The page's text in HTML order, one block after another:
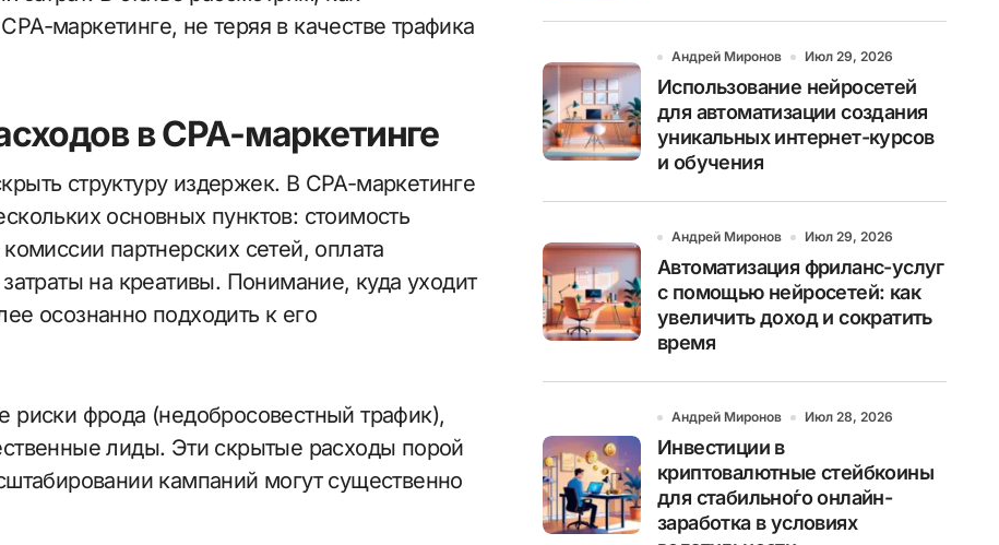
маркетинге, не теряя в качестве трафика
в CPA-маркетинге
структуру издержек. В CPA-маркетинге
основных пунктов: стоимость
партнерских сетей, оплата
на креативы. Понимание, куда уходит
осознанно подходить к его
риски фрода (недобросовестный трафик),
лиды. Эти скрытые расходы порой
кампаний могут существенно
Андрей Миронов Июл 29, 2026
Использование нейросетей
для автоматизации создания
уникальных интернет-курсов
и обучения
Андрей Миронов Июл 29, 2026
Автоматизация фриланс-услуг
с помощью нейросетей: как
увеличить доход и сократить
время
Андрей Миронов Июл 28, 2026
Инвестиции в
криптовалютные стейбкоины
для стабильно́го онлайн-
заработка в условиях